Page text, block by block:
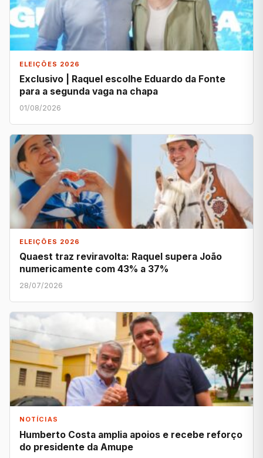
ELEIÇÕES 2026
Exclusivo | Raquel escolhe Eduardo da Fonte
para a segunda vaga na chapa
01/08/2026
ELEIÇÕES 2026
Quaest traz reviravolta: Raquel supera João
numericamente com 43% a 37%
28/07/2026
NOTÍCIAS
Humberto Costa amplia apoios e recebe reforço
do presidente da Amupe